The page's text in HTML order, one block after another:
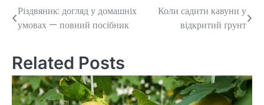
Post
navigation
Різдвяник: догляд у домашніх
умовах — повний посібник
Коли садити кавуни у
відкритий ґрунт
Related Posts